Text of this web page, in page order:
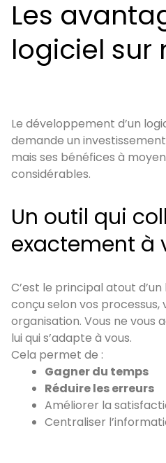
Les
logiciel sur
Le développement d’un
demande un
mais ses bénéfices à
considérables.
Un outil qui
exactement à
C’est le principal atout
conçu selon vos
organisation. Vous ne vous
lui qui s’adapte à vous.
Cela permet de :
Gagner du temps
Réduire les erreurs
Améliorer la
Centraliser